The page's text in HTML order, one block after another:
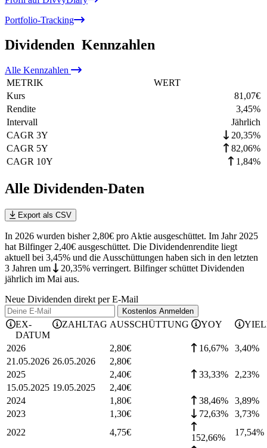
Portfolio-Tracking
Dividenden Kennzahlen
Alle Kennzahlen
METRIK
WERT
Kurs
81,07€
Rendite
3,45%
Intervall
Jährlich
CAGR 3Y
20,35%
CAGR 5Y
82,06%
CAGR 10Y
1,84%
Alle Dividenden-Daten
Export als CSV
In 2026 wurden bisher 2,80€ pro Aktie ausgeschüttet. Im Jahr 2025
hat Bilfinger 2,40€ ausgeschüttet. Die Dividendenrendite liegt
aktuell bei 3,45% und die Ausschüttungen haben sich in den letzten
3 Jahren um 20,35% verringert. Bilfinger schüttet Dividenden
jährlich im Mai aus.
Neue Dividenden direkt per E-Mail
Kostenlos Anmelden
EX-
DATUM
ZAHLTAG AUSSCHÜTTUNG YOY
2026 2,80€ 16,67% 3,40%
21.05.2026 26.05.2026 2,80€
2025
2,40€ 33,33% 2,23%
15.05.2025 19.05.2025 2,40€
2024
1,80€ 38,46% 3,89%
2023
1,30€ 72,63% 3,73%
2022
4,75€
152,66%
17,54%